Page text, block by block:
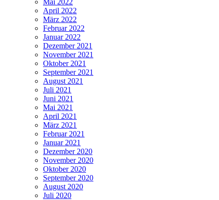
April 2022
März 2022
Februar 2022
Januar 2022
Dezember 2021
November 2021
Oktober 2021
September 2021
August 2021
Juli 2021
Juni 2021
Mai 2021
April 2021
März 2021
Februar 2021
Januar 2021
Dezember 2020
November 2020
Oktober 2020
September 2020
August 2020
Juli 2020